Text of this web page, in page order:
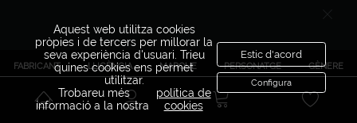
FABRICANT LLICÈNCIA MARQUE PERSONATGE GÈNERE
Aquest web utilitza cookies
pròpies i de tercers per millorar la
seva experiència d'usuari. Trieu
quines cookies ens permet
utilitzar.
Trobareu més
informació a la nostra
política de
cookies
Estic d'acord
Configura